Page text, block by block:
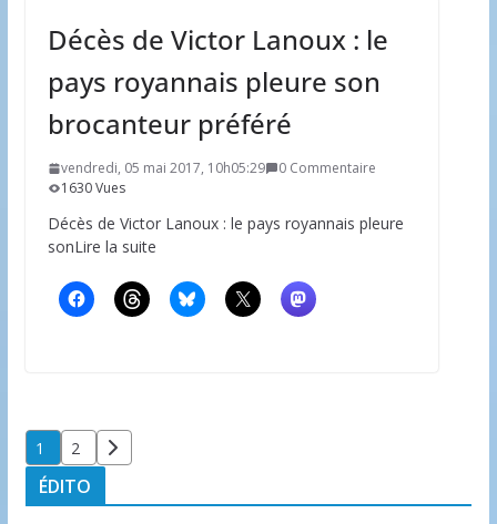
Décès de Victor Lanoux : le
pays royannais pleure son
brocanteur préféré
vendredi, 05 mai 2017, 10h05:29
0 Commentaire
1630 Vues
Décès de Victor Lanoux : le pays royannais pleure
sonLire la suite
Pagination
des
publications
1 2
ÉDITO